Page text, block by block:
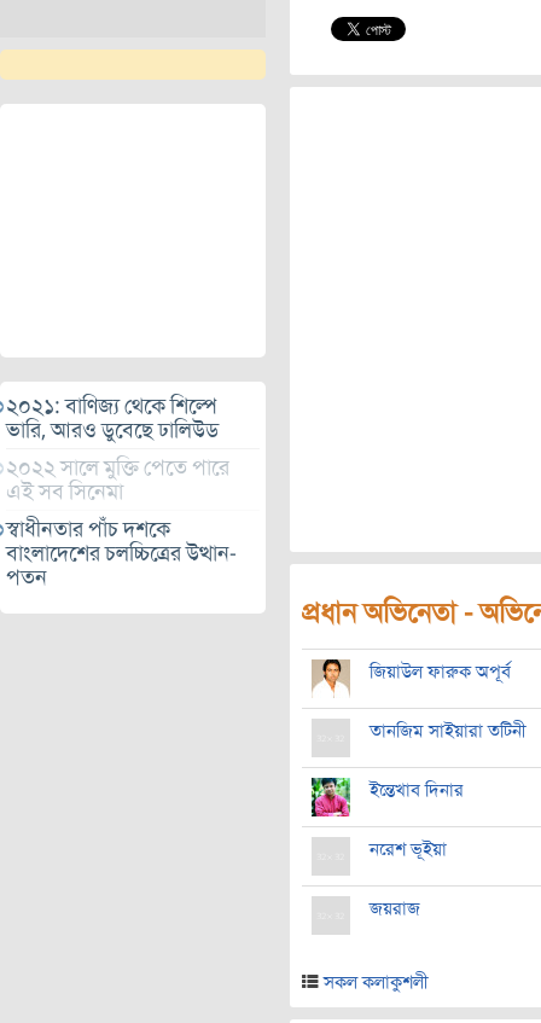
২০২১: বাণিজ্য থেকে শিল্পে
ভারি, আরও ডুবেছে ঢালিউড
২০২২ সালে মুক্তি পেতে পারে
এই সব সিনেমা
স্বাধীনতার পাঁচ দশকে
বাংলাদেশের চলচ্চিত্রের উত্থান-
পতন
প্রধান অভিনেতা -
জিয়াউল ফারুক অপূর্ব
তানজিম সাইয়ারা তটিনী
ইন্তেখাব দিনার
নরেশ ভূইয়া
জয়রাজ
সকল কলাকুশলী